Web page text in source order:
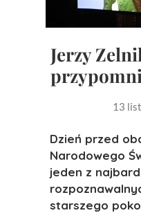
Jerzy
13
Dzień przed
Narodowego
jeden z
starszego